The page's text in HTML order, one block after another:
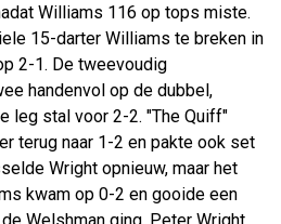
Williams 116 op tops miste.
15-darter Williams te breken in
2-1. De tweevoudig
handenvol op de dubbel,
leg stal voor 2-2. "The Quiff"
terug naar 1-2 en pakte ook set
Wright opnieuw, maar het
kwam op 0-2 en gooide een